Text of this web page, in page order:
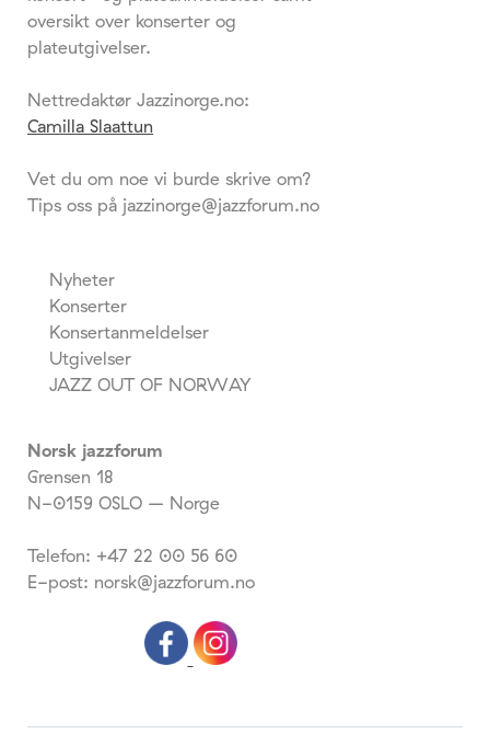
oversikt over konserter og
plateutgivelser.
Nettredaktør Jazzinorge.no:
Camilla Slaattun
Vet du om noe vi burde skrive om?
Tips oss på jazzinorge@jazzforum.no
Nyheter
Konserter
Konsertanmeldelser
Utgivelser
JAZZ OUT OF NORWAY
Norsk jazzforum
Grensen 18
N-0159 OSLO – Norge
Telefon: +47 22 00 56 60
E-post: norsk@jazzforum.no